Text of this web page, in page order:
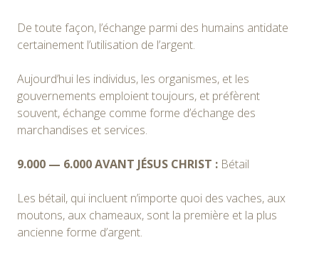
De toute façon, l’échange parmi des humains antidate
certainement l’utilisation de l’argent.
Aujourd’hui les individus, les organismes, et les
gouvernements emploient toujours, et préfèrent
souvent, échange comme forme d’échange des
marchandises et services.
9.000 — 6.000 AVANT JÉSUS CHRIST : Bétail
Les bétail, qui incluent n’importe quoi des vaches, aux
moutons, aux chameaux, sont la première et la plus
ancienne forme d’argent.